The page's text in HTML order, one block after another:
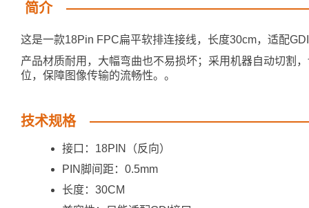
简介
这是一款18Pin FPC扁平软排连接线，长度30cm，适配
产品材质耐用，大幅弯曲也不易损坏；采用机器自动切割
位，保障图像传输的流畅性。。
技术规格
接口：18PIN（反向）
PIN脚间距：0.5mm
长度：30CM